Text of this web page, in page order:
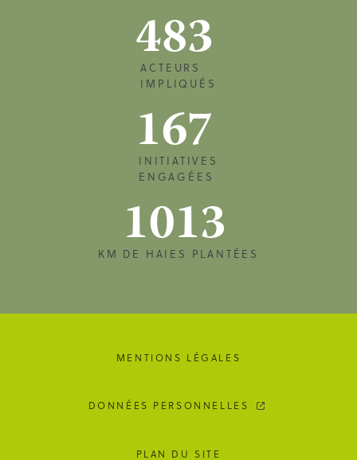
483
ACTEURS
IMPLIQUÉS
167
INITIATIVES
ENGAGÉES
1013
KM DE HAIES PLANTÉES
MENTIONS LÉGALES
DONNÉES PERSONNELLES
PLAN DU SITE